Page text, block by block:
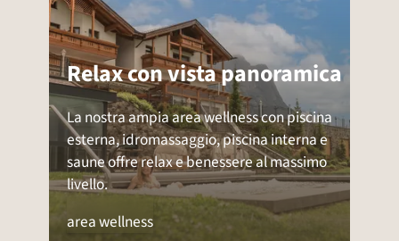
Relax con vista panoramica
La nostra ampia area wellness con piscina
esterna, idromassaggio, piscina interna e
saune offre relax e benessere al massimo
livello.